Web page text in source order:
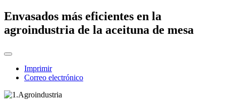
Envasados más eficientes en la
agroindustria de la aceituna de mesa
Imprimir
Correo electrónico